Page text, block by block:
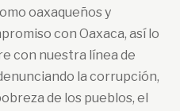
oaxaqueños y
con Oaxaca, así lo
con nuestra línea de
la corrupción,
de los pueblos, el